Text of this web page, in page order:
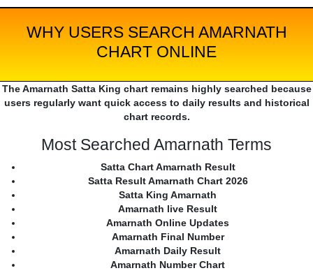
WHY USERS SEARCH AMARNATH
CHART ONLINE
The Amarnath Satta King chart remains highly searched because
users regularly want quick access to daily results and historical
chart records.
Most Searched Amarnath Terms
Satta Chart Amarnath Result
Satta Result Amarnath Chart 2026
Satta King Amarnath
Amarnath live Result
Amarnath Online Updates
Amarnath Final Number
Amarnath Daily Result
Amarnath Number Chart